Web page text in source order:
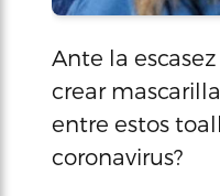
Ante la
crear
entre estos
coronavirus?